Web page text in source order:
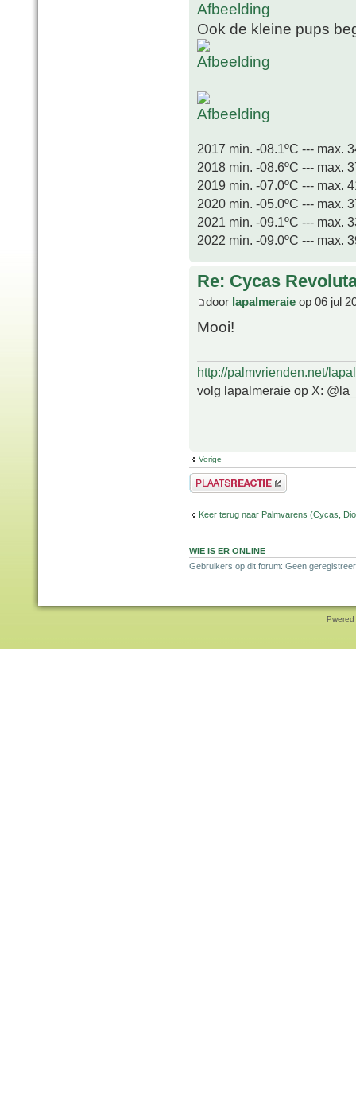
Ook de kleine pups
2017 min. -08.1ºC --- max.
2018 min. -08.6ºC --- max.
2019 min. -07.0ºC --- max.
2020 min. -05.0ºC --- max.
2021 min. -09.1ºC --- max.
2022 min. -09.0ºC --- max.
Re: Cycas
door lapalmeraie op 06 jul
Mooi!
http://palmvrienden.net/
volg lapalmeraie op X:
Vorige
Plaats een reactie
Keer terug naar Palmvarens (Cycas,
WIE IS ER ONLINE
Gebruikers op dit forum: Geen